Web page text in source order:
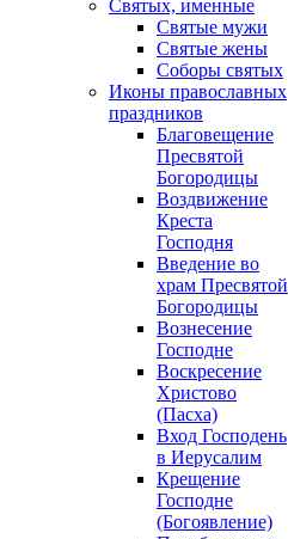
Святых, именные
Святые мужи
Святые жены
Соборы святых
Иконы православных
праздников
Благовещение
Пресвятой
Богородицы
Воздвижение
Креста
Господня
Введение во
храм Пресвятой
Богородицы
Вознесение
Господне
Воскресение
Христово
(Пасха)
Вход Господень
в Иерусалим
Крещение
Господне
(Богоявление)